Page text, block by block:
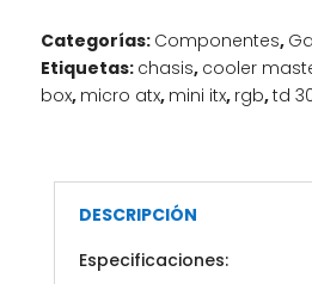
‎►‎
120MM‎X‎2‎ARGB
/‎
cantidad
Categorías: Componentes,
Etiquetas: chasis, cooler
box, micro atx, mini itx, rgb,td
DESCRIPCIÓN
Especificaciones: